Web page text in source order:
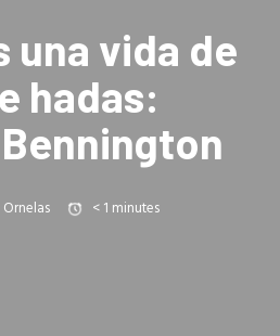
una vida de
hadas:
Ornelas < 1 minutes